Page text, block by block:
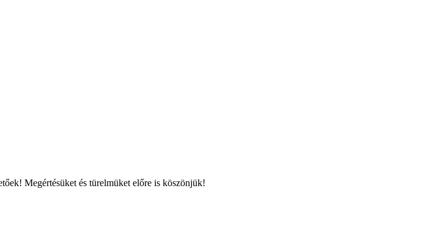
Megértésüket és türelmüket előre is köszönjük!